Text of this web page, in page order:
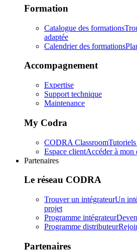
Formation
Catalogue des formations
adaptée
Calendrier des formations
Accompagnement
Expertise
Support technique
Maintenance
My Codra
CODRA Classroom
Espace clientAccéder à mon
Partenaires
Le réseau CODRA
Trouver un intégrateurUn
projet
Programme intégrateur
Programme distributeur
Partenaires